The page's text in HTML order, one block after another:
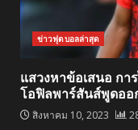
ข่าวฟุตบอลล่าสุด
แสวงหาข้อเสนอ กา
โอฟิลพาร์สันส์พูดออ
สิงหาคม 10, 2023